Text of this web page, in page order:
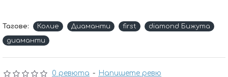
0 ревюта - Напишете ревю
Тагове: Колие Диаманти first
diamond Бижута
диаманти